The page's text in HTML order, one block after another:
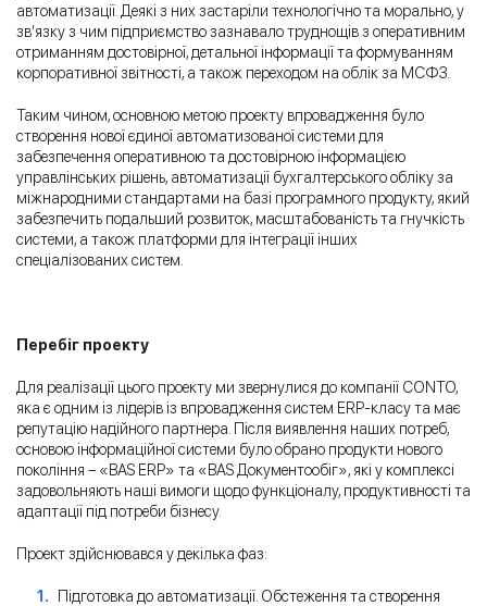
автоматизації. Деякі з них застаріли технологічно та морально, у
зв’язку з чим підприємство зазнавало труднощів з оперативним
отриманням достовірної, детальної інформації та формуванням
корпоративної звітності, а також переходом на облік за МСФЗ.
Таким чином, основною метою проекту впровадження було
створення нової єдиної автоматизованої системи для
забезпечення оперативною та достовірною інформацією
управлінських рішень, автоматизації бухгалтерського обліку за
міжнародними стандартами на базі програмного продукту, який
забезпечить подальший розвиток, масштабованість та гнучкість
системи, а також платформи для інтеграції інших
спеціалізованих систем.
Перебіг проекту
Для реалізації цього проекту ми звернулися до компанії CONTO,
яка є одним із лідерів із впровадження систем ERP-класу та має
репутацію надійного партнера. Після виявлення наших потреб,
основою інформаційної системи було обрано продукти нового
покоління – «BAS ERP» та «BAS Документообіг», які у комплексі
задовольняють наші вимоги щодо функціоналу, продуктивності та
адаптації під потреби бізнесу.
Проект здійснювався у декілька фаз:
Підготовка до автоматизації. Обстеження та створення